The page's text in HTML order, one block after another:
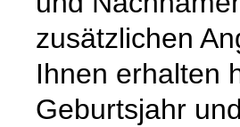
zusätzlichen
Ihnen erhalten
Geburtsjahr